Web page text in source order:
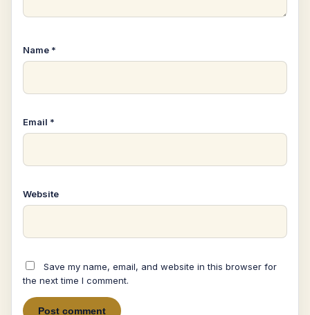
Name *
Email *
Website
Save my name, email, and website in this browser for
the next time I comment.